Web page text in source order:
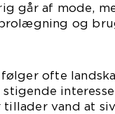
går af mode,
og
ofte
vand at